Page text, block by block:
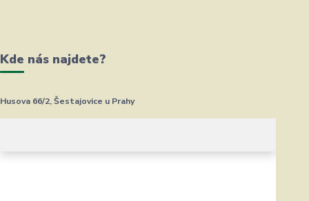
Kde nás najdete?
Husova 66/2, Šestajovice u Prahy